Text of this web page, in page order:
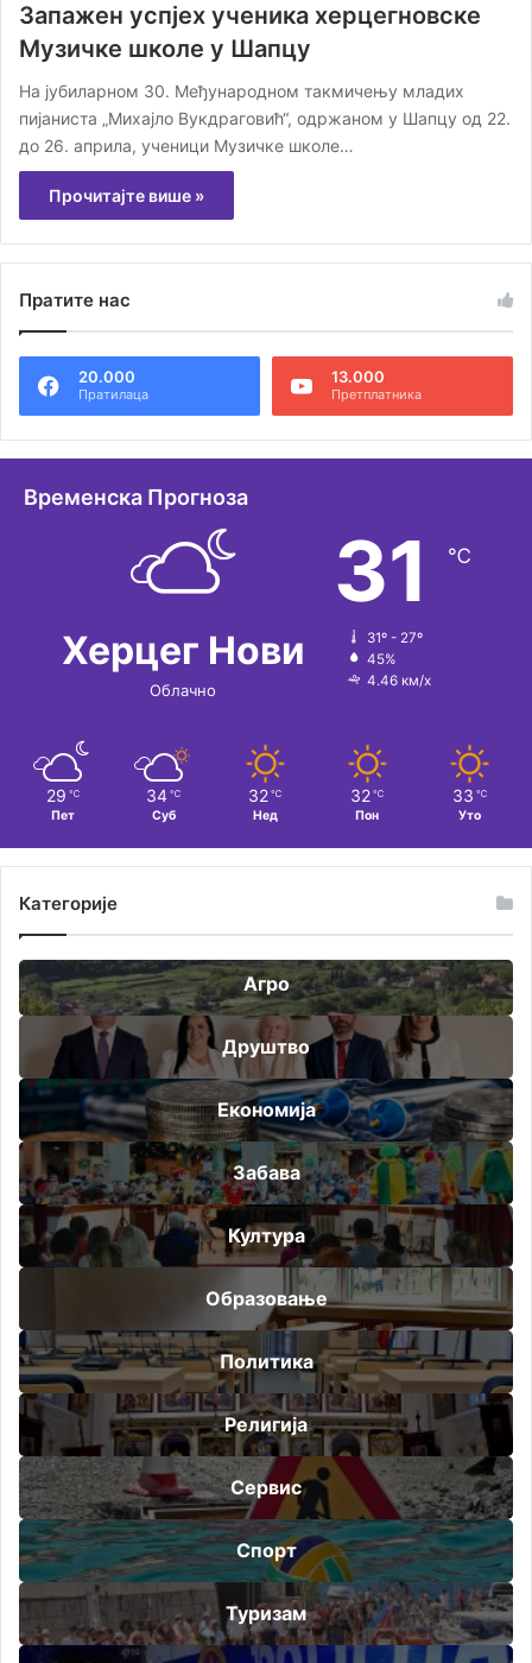
Запажен успјех ученика херцегновске
Музичке школе у Шапцу
На јубиларном 30. Међународном такмичењу младих
пијаниста „Михајло Вукдраговић“, одржаном у Шапцу од 22.
до 26. априла, ученици Музичке школе…
Прочитајте више »
Пратите нас
20.000
Пратилаца
13.000
Претплатника
Временска Прогноза
Херцег Нови
Облачно
31 ℃
31º - 27º
45%
4.46 км/х
29 ℃
Пет
34 ℃
Суб
32 ℃
Нед
32 ℃
Пон
33 ℃
Уто
Категорије
Агро
Друштво
Економија
Забава
Култура
Образовање
Политика
Религија
Сервис
Спорт
Туризам